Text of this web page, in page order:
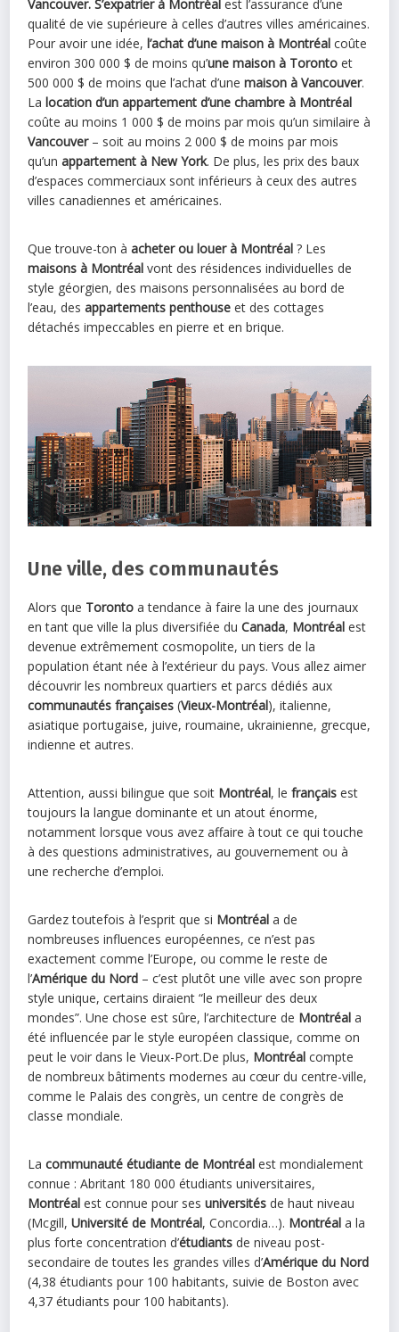
Vancouver. S’expatrier à Montréal est l’assurance d’une
qualité de vie supérieure à celles d’autres villes américaines.
Pour avoir une idée,l’achat d’une maison à Montréal coûte
environ 300 000 $ de moins qu’une maison à Toronto et
500 000 $ de moins que l’achat d’unemaison à Vancouver.
Lalocation d’un appartement d’une chambre à Montréal
coûte au moins 1 000 $ de moins par mois qu’un similaire à
Vancouver– soit au moins 2 000 $ de moins par mois
qu’unappartement à New York. De plus, les prix des baux
d’espaces commerciaux sont inférieurs à ceux des autres
villes canadiennes et américaines.
Que trouve-ton àacheter ou louer à Montréal ? Les
maisons à Montréal vont des résidences individuelles de
style géorgien, des maisons personnalisées au bord de
l’eau, desappartements penthouse et des cottages
détachés impeccables en pierre et en brique.
Une ville, des communautés
Alors que Toronto a tendance à faire la une des journaux
en tant que ville la plus diversifiée du Canada, Montréal est
devenue extrêmement cosmopolite, un tiers de la
population étant née à l’extérieur du pays. Vous allez aimer
découvrir les nombreux quartiers et parcs dédiés aux
communautés françaises (Vieux-Montréal), italienne,
asiatique portugaise, juive, roumaine, ukrainienne, grecque,
indienne et autres.
Attention, aussi bilingue que soit Montréal, lefrançais est
toujours la langue dominante et un atout énorme,
notamment lorsque vous avez affaire à tout ce qui touche
à des questions administratives, au gouvernement ou à
une recherche d’emploi.
Gardez toutefois à l’esprit que si Montréal a de
nombreuses influences européennes, ce n’est pas
exactement comme l’Europe, ou comme le reste de
l’Amérique du Nord – c’est plutôt une ville avec son propre
style unique, certains diraient “le meilleur des deux
mondes”. Une chose est sûre, l’architecture de Montréal a
été influencée par le style européen classique, comme on
peut le voir dans le Vieux-Port.De plus, Montréal compte
de nombreux bâtiments modernes au cœur du centre-ville,
comme le Palais des congrès, un centre de congrès de
classe mondiale.
Lacommunauté étudiante de Montréal est mondialement
connue : Abritant 180 000 étudiants universitaires,
Montréal est connue pour sesuniversités de haut niveau
(Mcgill,Université de Montréal, Concordia…). Montréal a la
plus forte concentration d’étudiants de niveau post-
secondaire de toutes les grandes villes d’Amérique du Nord
(4,38 étudiants pour 100 habitants, suivie de Boston avec
4,37 étudiants pour 100 habitants).